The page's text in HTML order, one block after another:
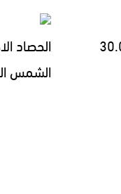
الحصاد
الشمس